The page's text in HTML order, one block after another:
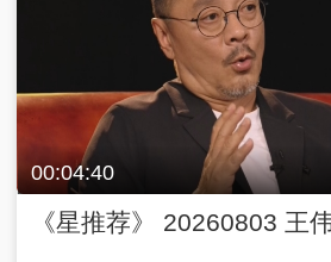
00:04:40
《星推荐》 20260803 王